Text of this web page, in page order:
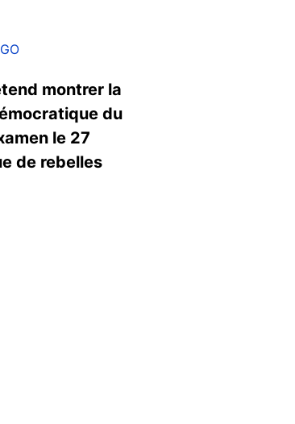
montrer la
du
le 27
de rebelles